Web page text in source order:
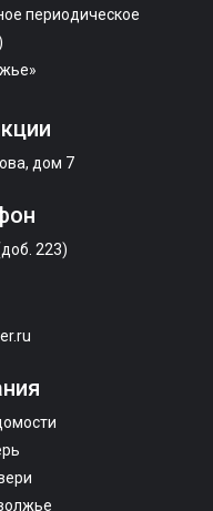
периодическое
дом 7
223)